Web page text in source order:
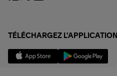
TÉLÉCHARGEZ L'APPLICATION